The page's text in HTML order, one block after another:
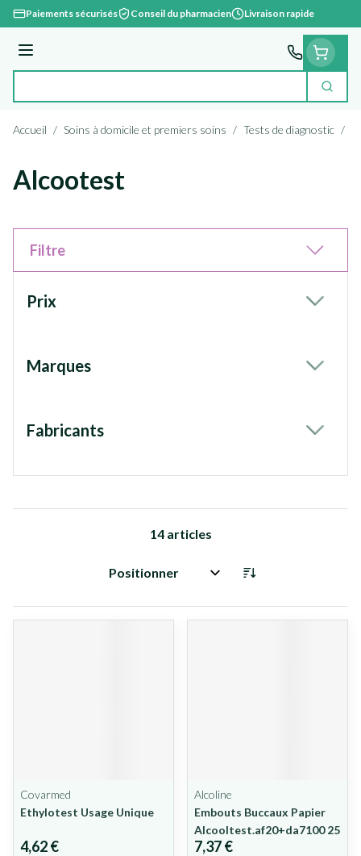
Aller au contenu
Paiements sécurisés Conseil du pharmacien Livraison rapide
Menu
Accueil / Soins à domicile et premiers soins / Tests de diagnostic /
Alcootest
Filtre
Prix
Marques
Fabricants
14articles
Trier par:
Covarmed
Ethylotest Usage Unique
4,62 €
Alcoline
Embouts Buccaux Papier
Alcooltest.af20+da7100 25
7,37 €